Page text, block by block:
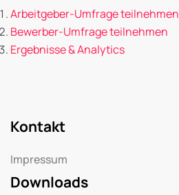
Arbeitgeber-Umfrage teilnehmen
Bewerber-Umfrage teilnehmen
Ergebnisse & Analytics
Kontakt
Impressum
Downloads